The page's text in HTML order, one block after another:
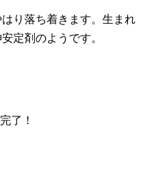
り落ち着きます。生まれ
定剤のようです。
了！